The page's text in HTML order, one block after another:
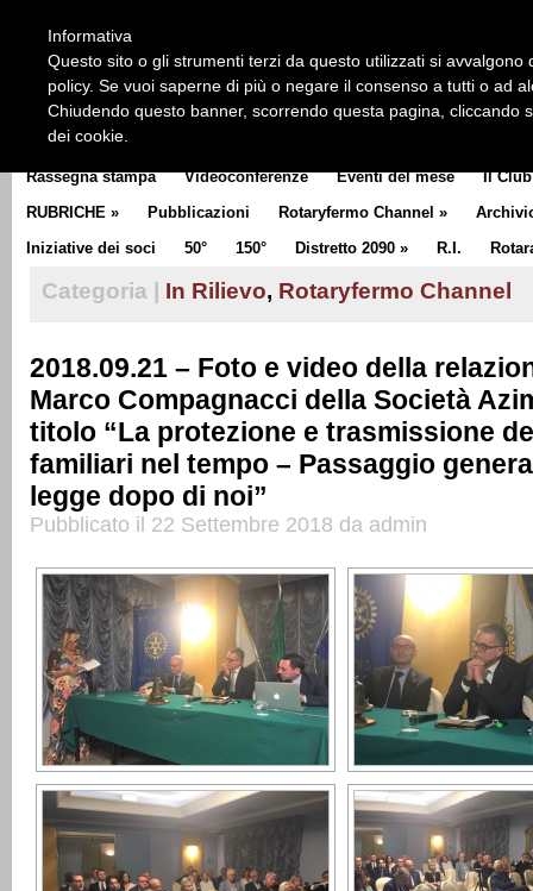
CLUB COMMUNICATOR
Rassegna stampa Videoconferenze Eventi del mese Il Club
RUBRICHE » Pubblicazioni Rotaryfermo Channel »
Iniziative dei soci
50° 150° Distretto 2090 » R.I.
Categoria | In Rilievo, Rotaryfermo Channel
2018.09.21 – Foto e video della
Marco Compagnacci della Società
titolo “La protezione e trasmissione
familiari nel tempo – Passaggio
legge dopo di noi”
Pubblicato il 22 Settembre 2018 da admin
Informativa
Questo sito o gli strumenti terzi da questo utilizzati si
policy. Se vuoi saperne di più o negare il consenso a tutti o ad
Chiudendo questo banner, scorrendo questa pagina, cliccando
dei cookie.